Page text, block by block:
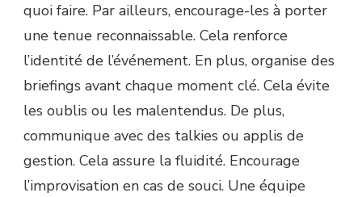
quoi faire. Par ailleurs, encourage-les à porter
une tenue reconnaissable. Cela renforce
l’identité de l’événement. En plus, organise des
briefings avant chaque moment clé. Cela évite
les oublis ou les malentendus. De plus,
communique avec des talkies ou applis de
gestion. Cela assure la fluidité. Encourage
l’improvisation en cas de souci. Une équipe